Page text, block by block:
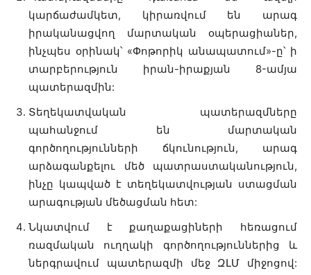
կարճաժամկետ, կիրառվում են արագ
իրականացվող մարտական օպերացիաներ,
ինչպես օրինակ՝ «Փոթորիկ անապատում»-ը՝ ի
տարբերություն իրան-իրաքյան 8-ամյա
պատերազմին:
Տեղեկատվական պատերազմները
պահանջում են մարտական
գործողությունների ճկունություն, արագ
արձագանքելու մեծ պատրաստականություն,
ինչը կապված է տեղեկատվության ստացման
արագության մեծացման հետ:
Նկատվում է քաղաքացիների հեռացում
ռազմական ուղղակի գործողություններից և
ներգրավում պատերազմի մեջ ԶԼՄ միջոցով: